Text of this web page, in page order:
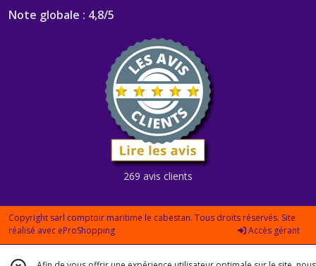
Note globale : 4,8/5
269 avis clients
Copyright sarl comptoir maritime le cabestan. Tous droits réservés. Site
réalisé avec eProShopping Accès gérant